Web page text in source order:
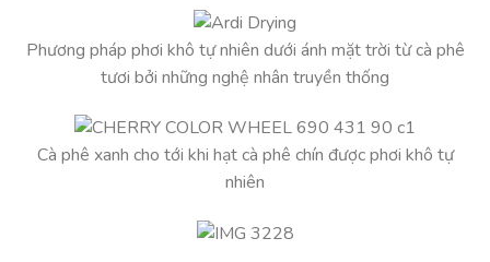
Phương pháp phơi khô tự nhiên dưới ánh mặt trời từ cà phê
tươi bởi những nghệ nhân truyền thống
Cà phê xanh cho tới khi hạt cà phê chín được phơi khô tự
nhiên